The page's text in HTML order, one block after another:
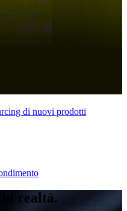
di nuovi prodotti
in realtà.